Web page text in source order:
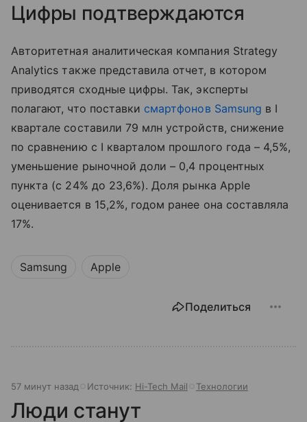
Цифры подтверждаются
Авторитетная аналитическая компания Strategy
Analytics также представила отчет, в котором
приводятся сходные цифры. Так, эксперты
полагают, что поставки смартфонов Samsung в I
квартале составили 79 млн устройств, снижение
по сравнению с I кварталом прошлого года – 4,5%,
уменьшение рыночной доли – 0,4 процентных
пункта (с 24% до 23,6%). Доля рынка Apple
оценивается в 15,2%, годом ранее она составляла
17%.
Samsung Apple
Поделиться
57 минут назад Источник: Hi-Tech Mail Технологии
Люди станут